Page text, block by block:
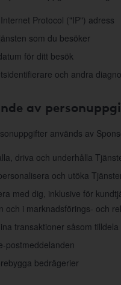
Protocol ("IP") adress
som du besöker
för ditt besök
och andra
av
används av
driva och underhålla
och utöka
med dig, inklusive för
och i marknadsförings- och
transaktioner såsom
postmeddelanden
bedrägerier